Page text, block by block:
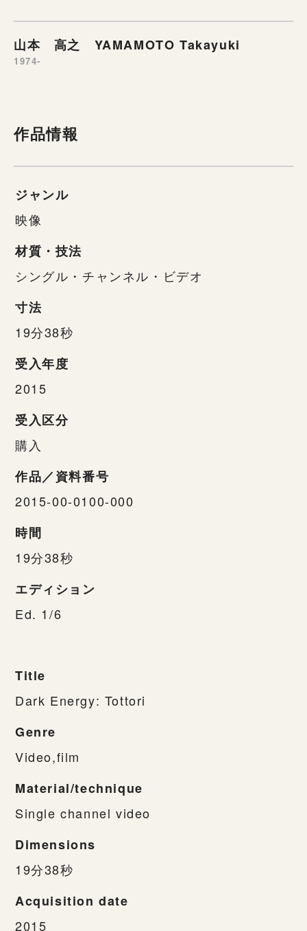
山本 高之 YAMAMOTO Takayuki
1974-
作品情報
ジャンル
映像
材質・技法
シングル・チャンネル・ビデオ
寸法
19分38秒
受入年度
2015
受入区分
購入
作品／資料番号
2015-00-0100-000
時間
19分38秒
エディション
Ed. 1/6
Title
Dark Energy: Tottori
Genre
Video,film
Material/technique
Single channel video
Dimensions
19分38秒
Acquisition date
2015